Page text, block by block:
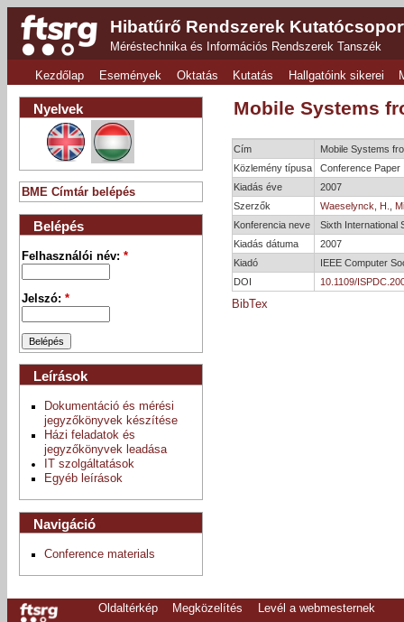
Hibatűrő Rendszerek
Méréstechnika és Információs Rendszerek Tanszék
Kezdőlap Események Oktatás Kutatás Hallgatóink sikerei
Mobile Systems
Cím
Mobile Systems
Közlemény típusa
Conference Paper
Kiadás éve
2007
Szerzők
Waeselynck, H.
Konferencia neve
Sixth International
Kiadás dátuma
2007
Kiadó
IEEE Computer
DOI
10.1109/
BibTex
Nyelvek
BME Címtár belépés
Belépés
Felhasználói név:*
Jelszó:*
Leírások
Dokumentáció és mérési
jegyzőkönyvek készítése
Házi feladatok és
jegyzőkönyvek leadása
IT szolgáltatások
Egyéb leírások
Navigáció
Conference materials
Oldaltérkép Megközelítés Levél a webmesternek